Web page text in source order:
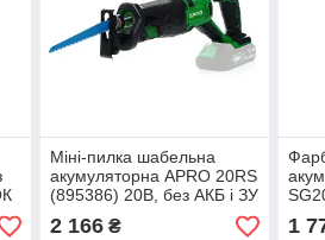
Міні-пилка шабельна
акумуляторна APRO 20RS
(895386) 20В, без АКБ і ЗУ
2 166₴
20В
1